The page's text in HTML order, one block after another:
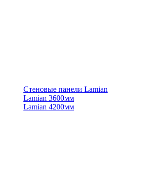
Стеновые панели Lamian
Lamian 3600мм
Lamian 4200мм